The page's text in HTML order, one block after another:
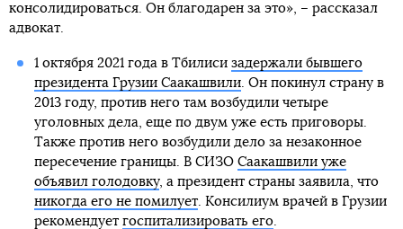
консолидироваться. Он благодарен за это», – рассказал
адвокат.
1 октября 2021 года в Тбилиси задержали бывшего
президента Грузии Саакашвили. Он покинул страну в
2013 году, против него там возбудили четыре
уголовных дела, еще по двум уже есть приговоры.
Также против него возбудили дело за незаконное
пересечение границы. В СИЗО Саакашвили уже
объявил голодовку, а президент страны заявила, что
никогда его не помилует. Консилиум врачей в Грузии
рекомендует госпитализировать его.